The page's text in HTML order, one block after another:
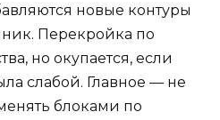
новые контуры
Перекройка по
но окупается, если
слабой. Главное — не
блоками по